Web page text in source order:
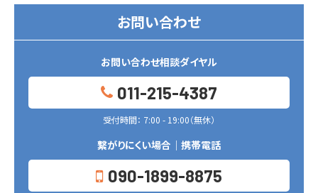
お問い合わせ
お問い合わせ相談ダイヤル
011-215-4387
受付時間： 7:00 - 19:00（無休）
繋がりにくい場合｜携帯電話
090-1899-8875